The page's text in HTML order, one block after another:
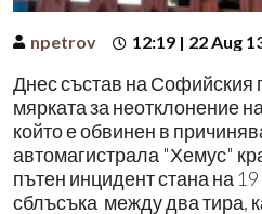
npetrov 12:19 | 22 Aug
Днес състав на Софийския
мярката за неотклонение
който е обвинен в
автомагистрала "Хемус"
пътен инцидент стана на
сблъсъка между два тира,